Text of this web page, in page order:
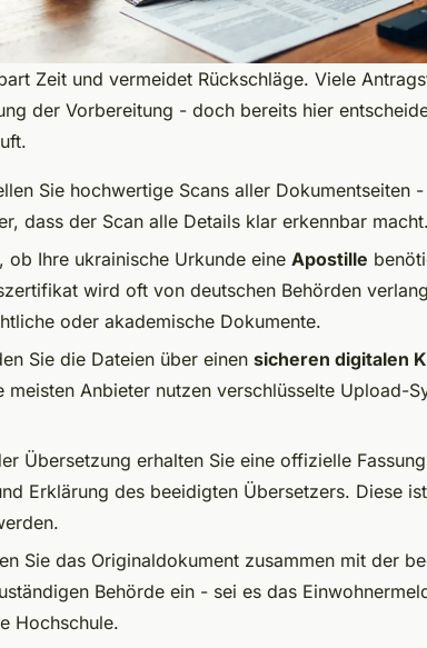
Zeit und vermeidet Rückschläge. Viele
der Vorbereitung - doch bereits hier
Sie hochwertige Scans aller Dokumentseiten
dass der Scan alle Details klar erkennbar macht.
ob Ihre ukrainische Urkunde eine Apostille
wird oft von deutschen Behörden
oder akademische Dokumente.
Sie die Dateien über einen sicheren digitalen
meisten Anbieter nutzen verschlüsselte Upload-
Übersetzung erhalten Sie eine offizielle
Erklärung des beeidigten Übersetzers. Diese
Sie das Originaldokument zusammen mit der
Behörde ein - sei es das
Hochschule.